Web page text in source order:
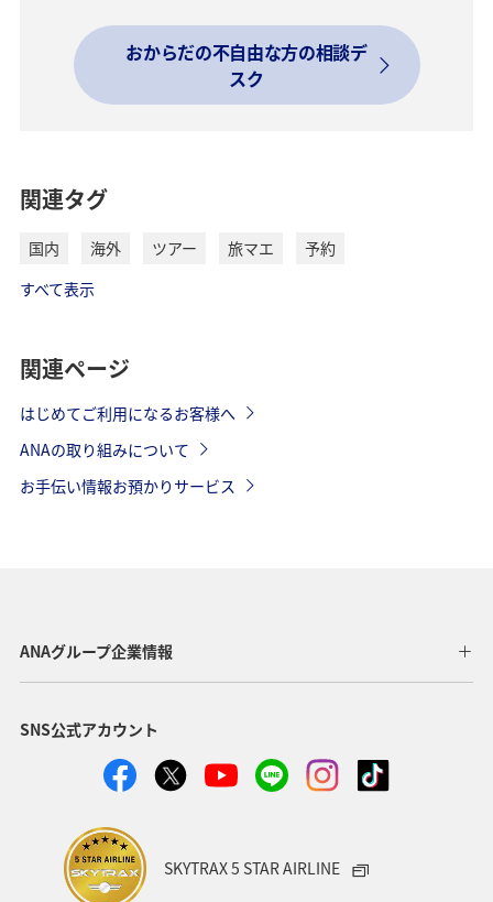
おからだの不自由な方の相談デ
スク
関連タグ
国内 海外 ツアー 旅マエ
予約
すべて表示
関連ページ
はじめてご利用になるお客様へ
ANAの取り組みについて
お手伝い情報お預かりサービス
ANAグループ企業情報
SNS公式アカウント
SKYTRAX 5 STAR AIRLINE